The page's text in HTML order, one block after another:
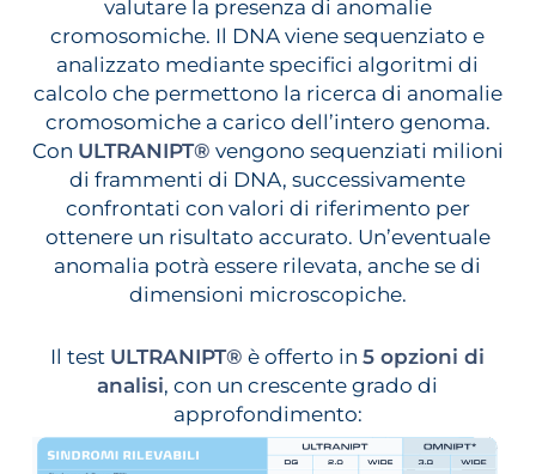
valutare la presenza di anomalie
cromosomiche. Il DNA viene sequenziato e
analizzato mediante specifici algoritmi di
calcolo che permettono la ricerca di anomalie
cromosomiche a carico dell’intero genoma.
Con ULTRANIPT® vengono sequenziati milioni
di frammenti di DNA, successivamente
confrontati con valori di riferimento per
ottenere un risultato accurato. Un’eventuale
anomalia potrà essere rilevata, anche se di
dimensioni microscopiche.
Il test ULTRANIPT® è offerto in5 opzioni di
analisi, con un crescente grado di
approfondimento: